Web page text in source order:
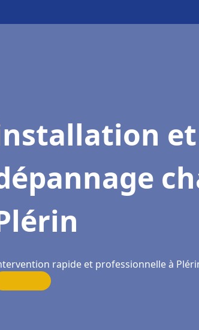
et
rapide et professionnelle à